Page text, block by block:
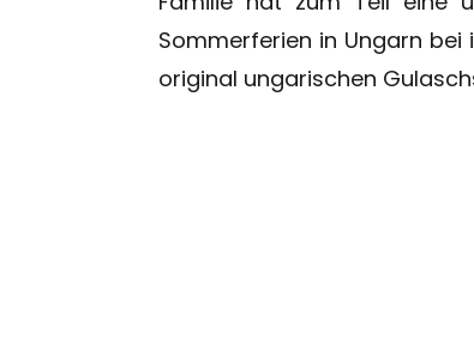
Sommerferien in Ungarn bei
original ungarischen